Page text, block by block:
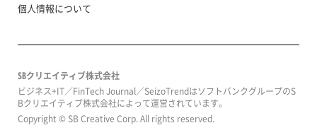
個人情報について
SBクリエイティブ株式会社
ビジネス+IT／FinTech Journal／SeizoTrendはソフトバンクグループのS
Bクリエイティブ株式会社によって運営されています。
Copyright © SB Creative Corp. All rights reserved.